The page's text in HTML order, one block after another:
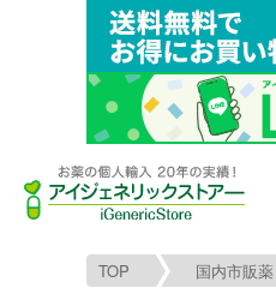
TOP 国内市販薬